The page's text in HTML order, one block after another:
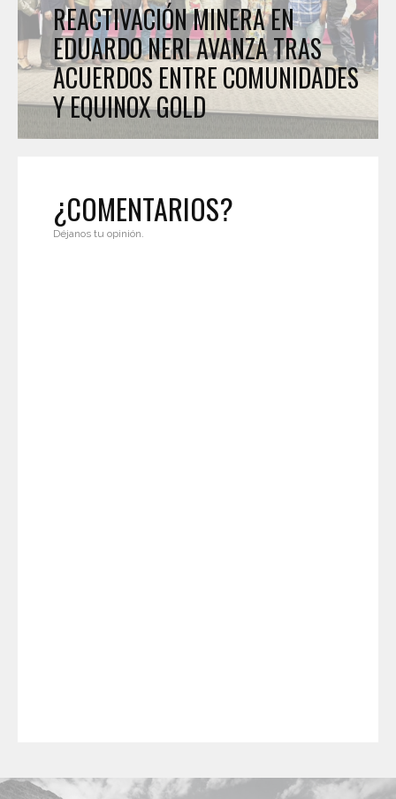
REACTIVACIÓN MINERA EN
EDUARDO NERI AVANZA TRAS
ACUERDOS ENTRE COMUNIDADES
Y EQUINOX GOLD
¿COMENTARIOS?
Déjanos tu opinión.